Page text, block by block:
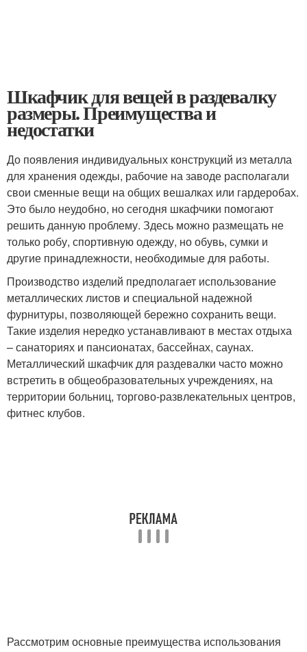
Шкафчик для вещей в раздевалку
размеры. Преимущества и
недостатки
До появления индивидуальных конструкций из металла
для хранения одежды, рабочие на заводе располагали
свои сменные вещи на общих вешалках или гардеробах.
Это было неудобно, но сегодня шкафчики помогают
решить данную проблему. Здесь можно размещать не
только робу, спортивную одежду, но обувь, сумки и
другие принадлежности, необходимые для работы.
Производство изделий предполагает использование
металлических листов и специальной надежной
фурнитуры, позволяющей бережно сохранить вещи.
Такие изделия нередко устанавливают в местах отдыха
– санаториях и пансионатах, бассейнах, саунах.
Металлический шкафчик для раздевалки часто можно
встретить в общеобразовательных учреждениях, на
территории больниц, торгово-развлекательных центров,
фитнес клубов.
Рассмотрим основные преимущества использования